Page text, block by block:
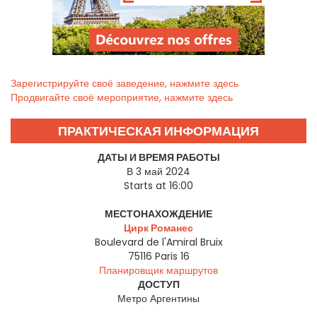
Зарегистрируйте своё заведение, нажмите здесь
Продвигайте своё мероприятие, нажмите здесь
ПРАКТИЧЕСКАЯ ИНФОРМАЦИЯ
ДАТЫ И ВРЕМЯ РАБОТЫ
В 3 май 2024
Starts at 16:00
МЕСТОНАХОЖДЕНИЕ
Цирк Романес
Boulevard de l'Amiral Bruix
75116 Paris 16
Планировщик маршрутов
ДОСТУП
Метро Аргентины